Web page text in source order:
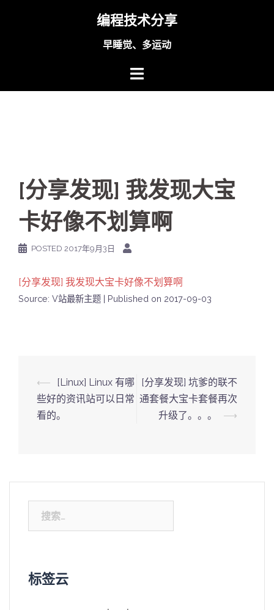
编程技术分享
早睡觉、多运动
[分享发现] 我发现大宝
卡好像不划算啊
POSTED 2017年9月3日
[分享发现] 我发现大宝卡好像不划算啊
Source: V站最新主题 Published on 2017-09-03
Post
navigation
⟵
[Linux] Linux 有哪
些好的资讯站可以日常
看的。
[分享发现] 坑爹的联不
通套餐大宝卡套餐再次
升级了。。。
⟶
索：
标签云